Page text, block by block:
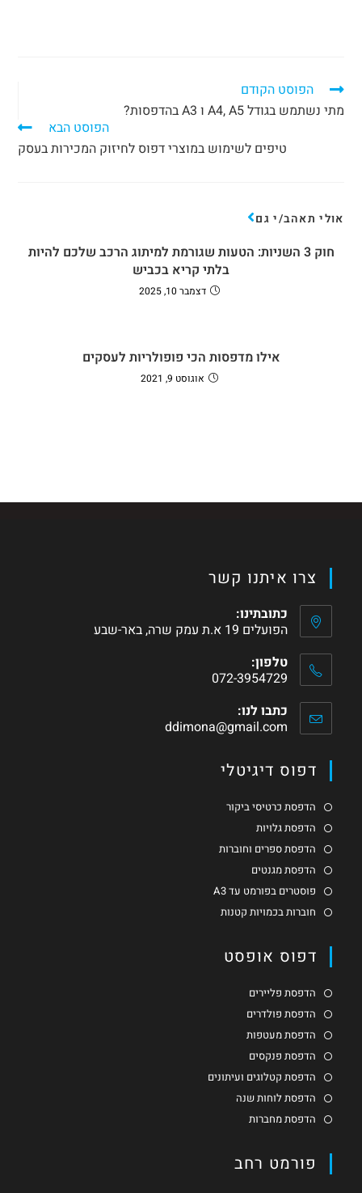
הפוסט הקודם
מתי נשתמש בגודל A4, A5 ו A3 בהדפסות?
הפוסט הבא
טיפים לשימוש במוצרי דפוס לחיזוק המכירות בעסק
אולי תאהב/י גם
חוק 3 השניות: הטעות שגורמת למיתוג הרכב שלכם להיות
בלתי קריא בכביש
דצמבר 10, 2025
אילו מדפסות הכי פופולריות לעסקים
אוגוסט 9, 2021
צרו איתנו קשר
כתובתינו:
הפועלים 19 א.ת עמק שרה, באר-שבע
טלפון:
072-3954729
כתבו לנו:
ddimona@gmail.com
דפוס דיגיטלי
הדפסת כרטיסי ביקור
הדפסת גלויות
הדפסת ספרים וחוברות
הדפסת מגנטים
פוסטרים בפורמט עד A3
חוברות בכמויות קטנות
דפוס אופסט
הדפסת פליירים
הדפסת פולדרים
הדפסת מעטפות
הדפסת פנקסים
הדפסת קטלוגים ועיתונים
הדפסת לוחות שנה
הדפסת מחברות
פורמט רחב